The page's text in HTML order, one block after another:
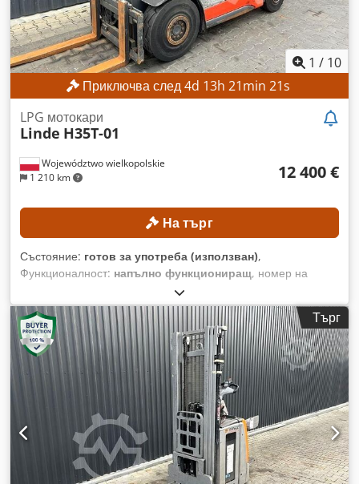
1 / 10
Приключва след4d 13h 21min 18s
Województwo wielkopolskie
1 210 km
LPG мотокари
Linde H35T-01
12 400 €
На търг
Състояние: готов за употреба (използван),
Функционалност: напълно функциониращ, номер на
H21202Y00263
производство:2021, часове на работа:7 093 h,
товароносимост: 3 500 кг , височина на повдигане:4 680
мм, тип гориво:газ, тип мачта:триплекс, Без минимална
цена – гарантирана продажба на най-високата предложена
цена! ТЕХНИЧЕСКИ ДАННИ Cedpfxozrgbis Amkorf
Товароподемност: 3500 кг Височина на повдигане: 4680 мм
Обща височина: 2179 мм ДАННИ ЗА МАШИНАТА Тип
мачта: Триплекс ISO клас: ISO клас 3 (2500–4999 кг) Тип
гориво: Газ Работни часове: 7093 ч. ОБОРУДВАНЕ
Страничен измествач Външна референтна информация:
SL13385SLO
Търг